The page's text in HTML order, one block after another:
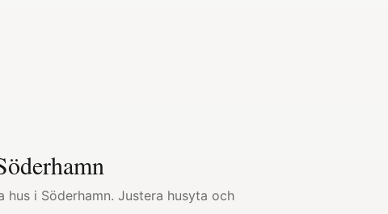
hus i Söderhamn. Justera husyta och